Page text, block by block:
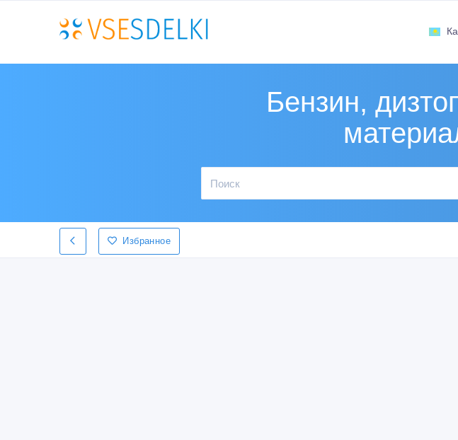
Бензин,
Избранное